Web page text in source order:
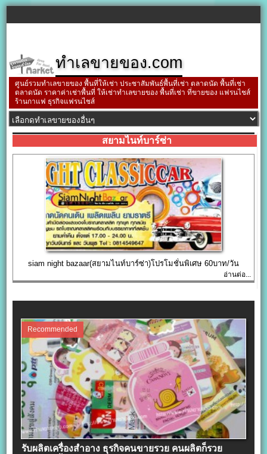
ทำเลขายของ.com
ศูนย์รวมทำเลขายของ พื้นที่ให้เช่า ประชาสัมพันธ์พื้นที่เช่า ตลาดนัด พื้นที่เช่า
ตลาดนัด ราคาค่าเช่าพื้นที่ ให้เช่าทำเลขายของ พื้นที่เช่า ที่ขายของ แฟรนไชส์
ร้านกาแฟ ธุรกิจแฟรนไชส์
สยามไนท์บาร์ซ่า
siam night bazaar(สยามไนท์บาร์ซ่า)โปรโมชั่นพิเศษ 60บาท/วัน
อ่านต่อ...
Recommended
รับผลิตเครื่องสําอาง ธุรกิจคนขายรวย คนผลิตก็รวย